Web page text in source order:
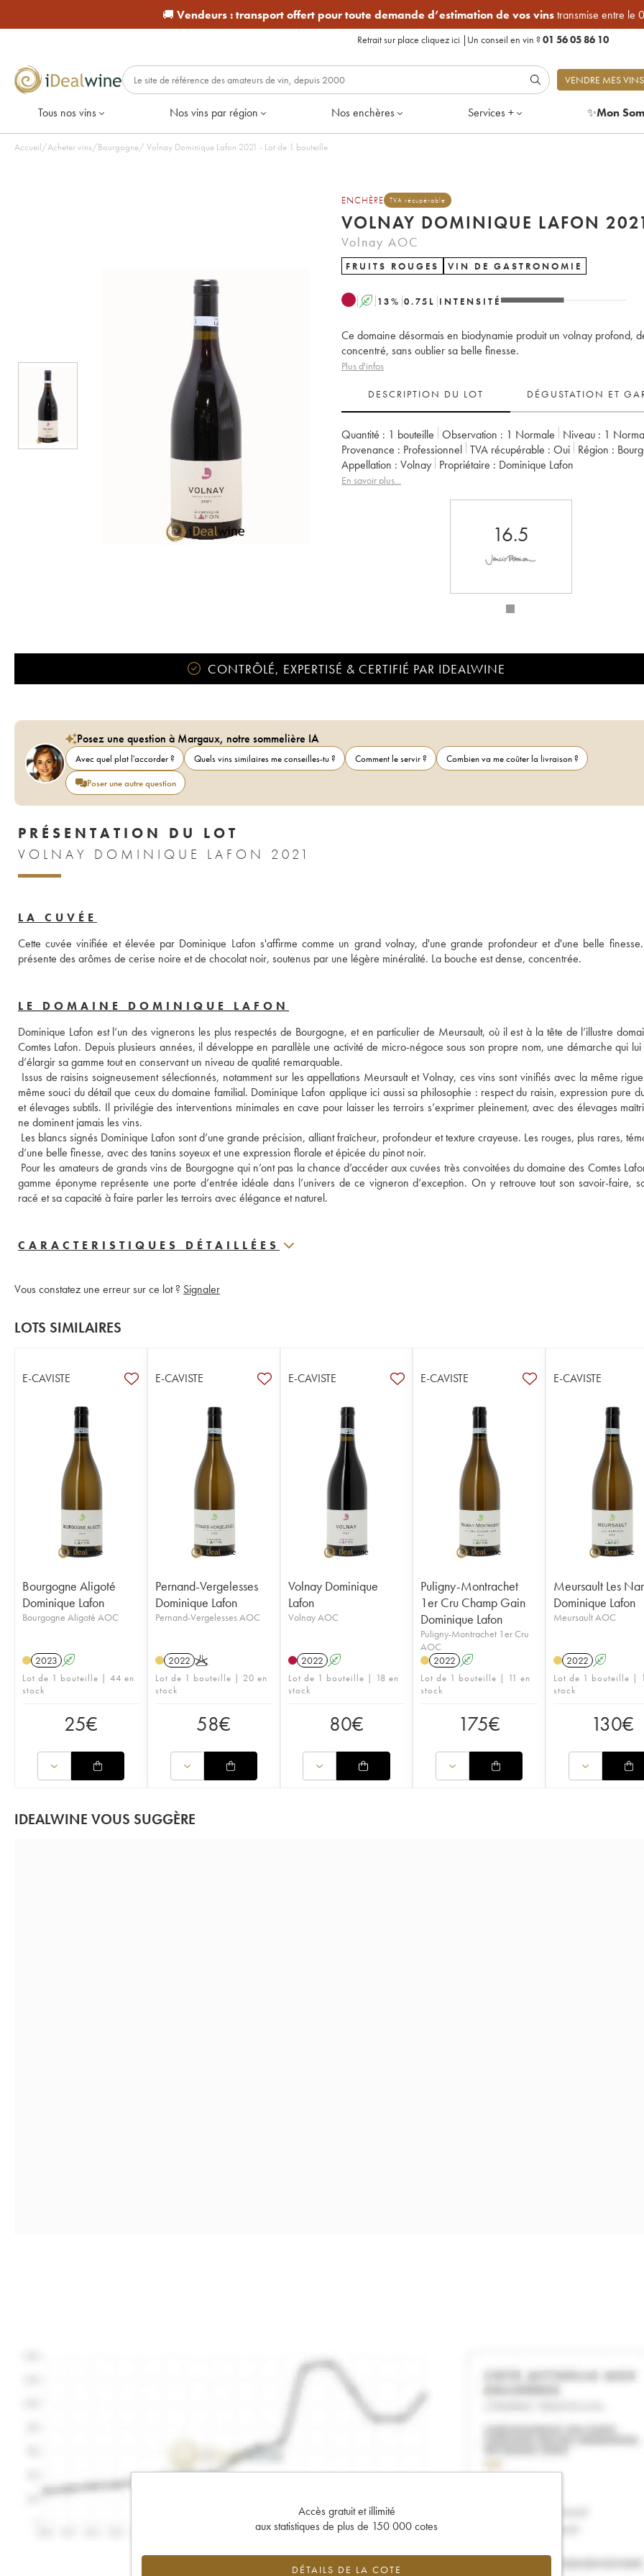
🚚 Vendeurs :transport offert pour toute demande d’estimation de vos vinstransmise entre le
Retrait sur place cliquez ici | Un conseil en vin ?01 56 05 86 10
VENDRE MES VINS
Tous nos vins Nos vins par région Nos enchères Services + ✨Mon
Accueil/Acheter vins/Bourgogne/ Volnay Dominique Lafon 2021 - Lot de 1 bouteille
ENCHÈRE TVA récupérable
VOLNAY DOMINIQUE LAFON
Volnay AOC
FRUITS ROUGES VIN DE GASTRONOMIE
A 13% 0.75 L INTENSITÉ
Ce domaine désormais en biodynamie produit un volnay profond,
concentré, sans oublier sa belle finesse.
Plus d'infos
DESCRIPTION DU LOT DÉGUSTATION ET
Quantité : 1 bouteille Observation : 1 Normale Niveau : 1
Provenance :
professionnel TVA récupérable : oui Région :
Appellation :
Volnay Propriétaire : Dominique Lafon
En savoir plus...
16.5
CONTRÔLÉ, EXPERTISÉ & CERTIFIÉ PAR IDEALWINE
Posez une question à Margaux, notre sommelière IA
Avec quel plat l'accorder ? Quels vins similaires me conseilles-tu ? Comment le servir ?
Combien va me coûter la livraison ?
Poser une autre question
PRÉSENTATION DU LOT
VOLNAY DOMINIQUE LAFON 2021
LA CUVÉE
Cette cuvée vinifiée et élevée par Dominique Lafon s'affirme comme un grand volnay, d'une grande profondeur et d'une belle
présente des arômes de cerise noire et de chocolat noir, soutenus par une légère minéralité. La bouche est dense, concentrée.
LE DOMAINE DOMINIQUE LAFON
Dominique Lafon est l’un des vignerons les plus respectés de Bourgogne, et en particulier de Meursault, où il est à la tête de l’illustre
Comtes Lafon. Depuis plusieurs années, il développe en parallèle une activité de micro-négoce sous son propre nom, une démarche qui lui
d’élargir sa gamme tout en conservant un niveau de qualité remarquable.
Issus de raisins soigneusement sélectionnés, notamment sur les appellations Meursault et Volnay, ces vins sont vinifiés avec la même
même souci du détail que ceux du domaine familial. Dominique Lafon applique ici aussi sa philosophie : respect du raisin, expression pure
et élevages subtils. Il privilégie des interventions minimales en cave pour laisser les terroirs s’exprimer pleinement, avec des élevages
ne dominent jamais les vins.
Les blancs signés Dominique Lafon sont d’une grande précision, alliant fraîcheur, profondeur et texture crayeuse. Les rouges, plus rares,
d’une belle finesse, avec des tanins soyeux et une expression florale et épicée du pinot noir.
Pour les amateurs de grands vins de Bourgogne qui n’ont pas la chance d’accéder aux cuvées très convoitées du domaine des Comtes
gamme éponyme représente une porte d’entrée idéale dans l’univers de ce vigneron d’exception. On y retrouve tout son savoir-faire,
racé et sa capacité à faire parler les terroirs avec élégance et naturel.
CARACTERISTIQUES DÉTAILLÉES
Vous constatez une erreur sur ce lot ? Signaler
LOTS SIMILAIRES
E-CAVISTE
Bourgogne Aligoté
Dominique Lafon
Bourgogne Aligoté AOC
2023 A
Lot de 1 bouteille | 44 en
stock
25€
E-CAVISTE
Pernand-Vergelesses
Dominique Lafon
Pernand-Vergelesses AOC
2022 K
Lot de 1 bouteille | 20 en
stock
58€
E-CAVISTE
Volnay Dominique
Lafon
Volnay AOC
2022 A
Lot de 1 bouteille | 18 en
stock
80€
E-CAVISTE
Puligny-Montrachet
1er Cru Champ Gain
Dominique Lafon
Puligny-Montrachet 1er Cru
AOC
2022 A
Lot de 1 bouteille | 11 en
stock
175€
E-CAVISTE
Meursault Les
Dominique Lafon
Meursault AOC
2022 A
Lot de 1 bouteille |
stock
130€
IDEALWINE VOUS SUGGÈRE
Accès gratuit et illimité
aux statistiques de plus de 150 000 cotes
DÉTAILS DE LA COTE